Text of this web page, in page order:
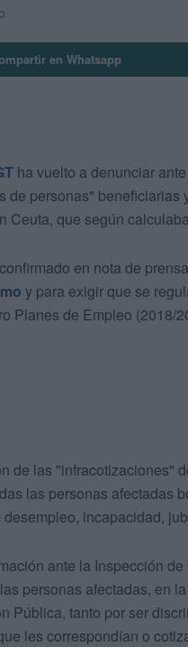
en Whatsapp
ha vuelto a denunciar
de personas" beneficiarias
Ceuta, que según
en nota de
y para exigir que se
Planes de Empleo (2018/
de las "infracotizaciones"
las personas afectadas
incapacidad,
ante la Inspección
personas afectadas, en
Pública, tanto por ser
les correspondían o